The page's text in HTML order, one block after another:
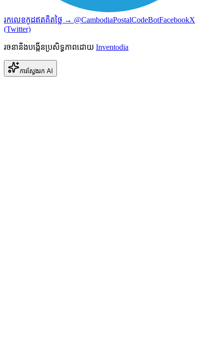
រកលេខកូដឥតគិតថ្លៃ → @CambodiaPostalCodeBotFacebookX
(Twitter)
រចនានិងបង្កើនប្រសិទ្ធភាពដោយ Inventodia
ការស្វែងរក AI